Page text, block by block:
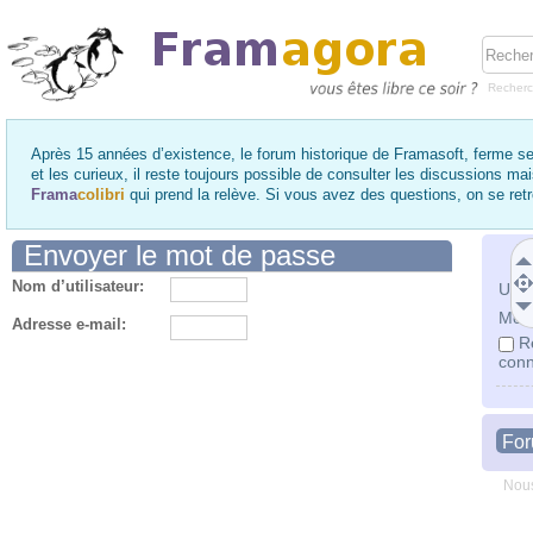
Après 15 années d’existence, le forum historique de Framasoft, ferme
et les curieux, il reste toujours possible de consulter les discussions
Framacolibri qui prend la relève. Si vous avez des questions, on se
Mot
Envoyer le mot de passe
Nom d’utilisateur:
Adresse e-mail: